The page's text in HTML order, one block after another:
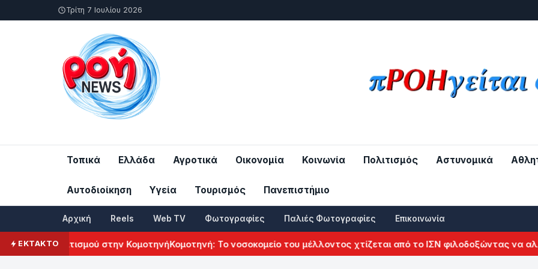
Τρίτη 7 Ιουλίου 2026
Τοπικά Ελλάδα Αγροτικά Οικονομία Κοινωνία Πολιτισμός Αστυνομικά
Αυτοδιοίκηση Υγεία Τουρισμός Πανεπιστήμιο
Αρχική Reels Web TV Φωτογραφίες Παλιές Φωτογραφίες Επικοινωνία
ΕΚΤΑΚΤΟ
Πολιτισμού στην ΚομοτηνήΚομοτηνή: Το νοσοκομείο του μέλλοντος χτίζεται από το ΙΣΝ φιλοδοξώντας να αλλάξει